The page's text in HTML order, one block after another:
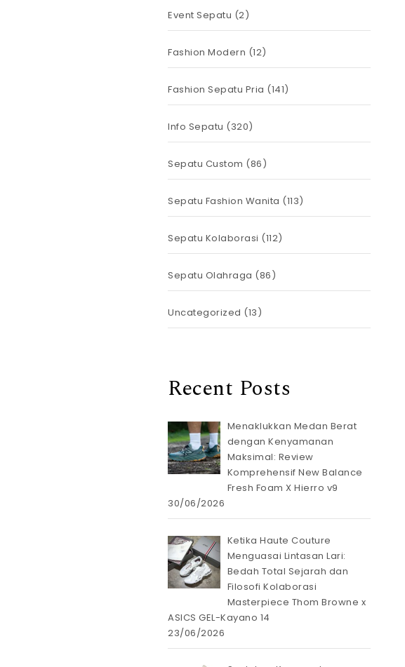
Event Sepatu (2)
Fashion Modern (12)
Fashion Sepatu Pria (141)
Info Sepatu (320)
Sepatu Custom (86)
Sepatu Fashion Wanita (113)
Sepatu Kolaborasi (112)
Sepatu Olahraga (86)
Uncategorized (13)
Recent Posts
Menaklukkan Medan Berat
dengan Kenyamanan
Maksimal: Review
Komprehensif New Balance
Fresh Foam X Hierro v9
30/06/2026
Ketika Haute Couture
Menguasai Lintasan Lari:
Bedah Total Sejarah dan
Filosofi Kolaborasi
Masterpiece Thom Browne x
ASICS GEL-Kayano 14
23/06/2026